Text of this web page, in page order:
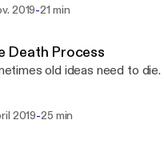
2019-21 min
Death Process
old ideas need to die.
2019-25 min